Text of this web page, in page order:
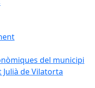
del municipi
Julià de Vilatorta